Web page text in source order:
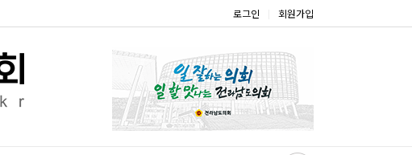
로그인 회원가입